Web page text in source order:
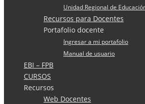
Unidad Regional de
Recursos para Docentes
Portafolio docente
Ingresar a mi portafolio
Manual de usuario
EBI – FPB
CURSOS
Recursos
Web Docentes